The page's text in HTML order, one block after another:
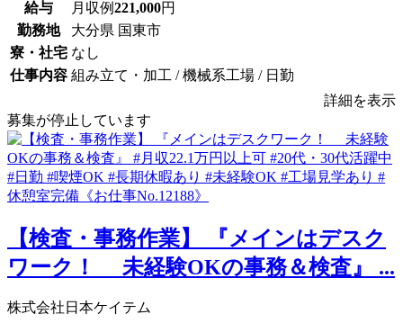
給与 月収例221,000円
勤務地
大分県 国東市
寮・社宅 なし
仕事内容 組み立て・加工 / 機械系工場 / 日勤
詳細を表示
募集が停止しています
【検査・事務作業】 『メインはデスク
ワーク！ 未経験OKの事務＆検査』 ...
株式会社日本ケイテム